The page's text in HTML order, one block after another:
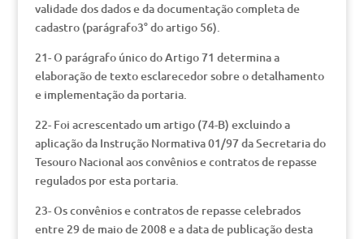
validade dos dados e da documentação completa de
cadastro (parágrafo3° do artigo 56).
21- O parágrafo único do Artigo 71 determina a
elaboração de texto esclarecedor sobre o detalhamento
e implementação da portaria.
22- Foi acrescentado um artigo (74-B) excluindo a
aplicação da Instrução Normativa 01/97 da Secretaria do
Tesouro Nacional aos convênios e contratos de repasse
regulados por esta portaria.
23- Os convênios e contratos de repasse celebrados
entre 29 de maio de 2008 e a data de publicação desta